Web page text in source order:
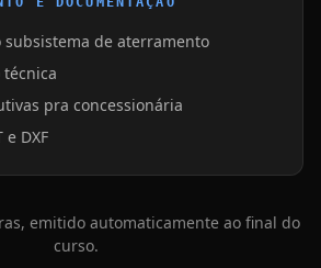
subsistema de aterramento
técnica
pra concessionária
e DXF
emitido automaticamente ao final do
curso.